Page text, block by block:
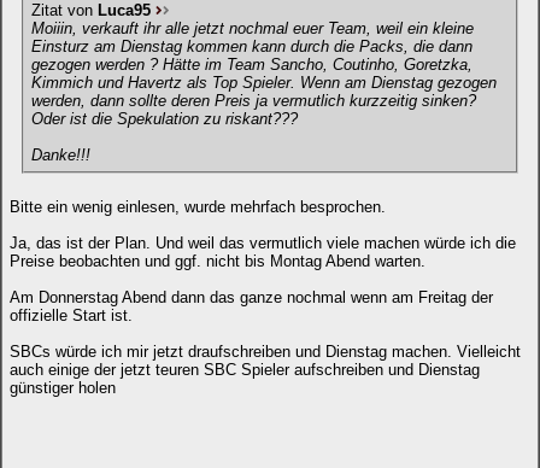
Zitat von Luca95
Moiiin, verkauft ihr alle jetzt nochmal euer Team, weil ein kleine
Einsturz am Dienstag kommen kann durch die Packs, die dann
gezogen werden ? Hätte im Team Sancho, Coutinho, Goretzka,
Kimmich und Havertz als Top Spieler. Wenn am Dienstag gezogen
werden, dann sollte deren Preis ja vermutlich kurzzeitig sinken?
Oder ist die Spekulation zu riskant???
Danke!!!
Bitte ein wenig einlesen, wurde mehrfach besprochen.
Ja, das ist der Plan. Und weil das vermutlich viele machen würde ich die
Preise beobachten und ggf. nicht bis Montag Abend warten.
Am Donnerstag Abend dann das ganze nochmal wenn am Freitag der
offizielle Start ist.
SBCs würde ich mir jetzt draufschreiben und Dienstag machen. Vielleicht
auch einige der jetzt teuren SBC Spieler aufschreiben und Dienstag
günstiger holen